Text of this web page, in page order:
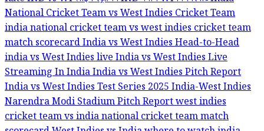
National Cricket Team vs West Indies Cricket Team
india national cricket team vs west indies cricket team
match scorecardIndia vs West Indies Head-to-Head
india vs West Indies liveIndia vs West Indies Live
Streaming In IndiaIndia vs West Indies Pitch Report
India vs West Indies Test Series 2025India-West Indies
Narendra Modi Stadium Pitch Reportwest indies
cricket team vs india national cricket team match